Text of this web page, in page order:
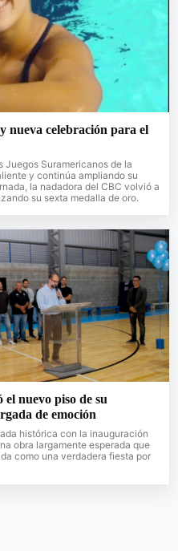
nueva celebración para el
Juegos Suramericanos de la
y continúa ampliando su
la nadadora del CBC volvió a
su sexta medalla de oro.
nuevo piso de su
de emoción
histórica con la inauguración
obra largamente esperada que
como una verdadera fiesta por